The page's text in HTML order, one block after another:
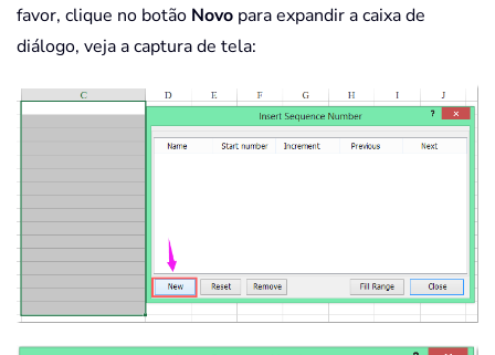
favor, clique no botão Novo para expandir a caixa de
diálogo, veja a captura de tela: